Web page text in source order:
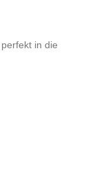
in die